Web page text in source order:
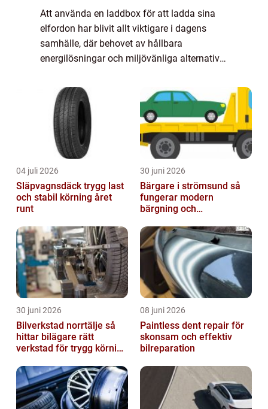
Att använda en laddbox för att ladda sina
elfordon har blivit allt viktigare i dagens
samhälle, där behovet av hållbara
energilösningar och miljövänliga alternativ
04 juli 2026
Släpvagnsdäck trygg last
och stabil körning året
runt
30 juni 2026
Bärgare i strömsund så
fungerar modern
bärgning och
30 juni 2026
Bilverkstad norrtälje så
hittar bilägare rätt
verkstad för trygg körning
08 juni 2026
Paintless dent repair för
skonsam och effektiv
bilreparation